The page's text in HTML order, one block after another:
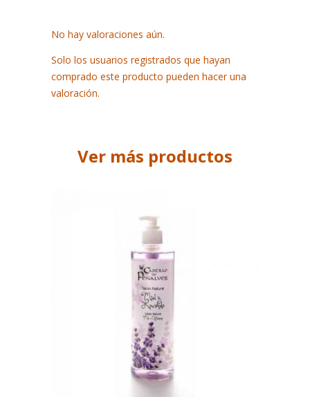
No hay valoraciones aún.
Solo los usuarios registrados que hayan
comprado este producto pueden hacer una
valoración.
Ver más productos